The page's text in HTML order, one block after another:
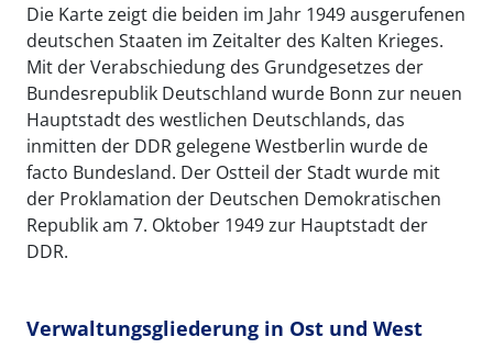
Die Karte zeigt die beiden im Jahr 1949 ausgerufenen
deutschen Staaten im Zeitalter des Kalten Krieges.
Mit der Verabschiedung des Grundgesetzes der
Bundesrepublik Deutschland wurde Bonn zur neuen
Hauptstadt des westlichen Deutschlands, das
inmitten der DDR gelegene Westberlin wurde de
facto Bundesland. Der Ostteil der Stadt wurde mit
der Proklamation der Deutschen Demokratischen
Republik am 7. Oktober 1949 zur Hauptstadt der
DDR.
Verwaltungsgliederung in Ost und West